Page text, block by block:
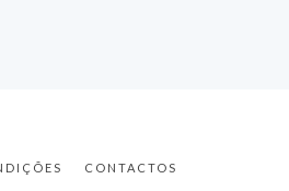
CONTACTOS